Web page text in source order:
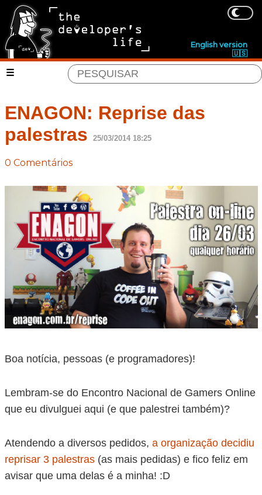
English version
🇺🇸
ENAGON: Reprise das
palestras
25/03/2014 18:25
0 Comentários
Boa notícia, pessoas (e programadores)!
Lembram-se do Encontro Nacional de Gamers Online
que eu divulguei aqui (e que palestrei também)?
Atendendo a diversos pedidos, a organização decidiu
reprisar 3 palestras(as mais pedidas) e fico feliz em
avisar que uma delas é a minha! :D